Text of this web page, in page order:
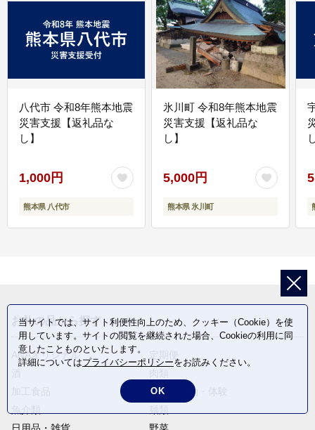
八代市 令和8年熊本地震
災害支援【返礼品な
し】
1,000円
熊本県 八代市
氷川町 令和8年熊本地震
災害支援【返礼品な
し】
5,000円
熊本県 氷川町
お礼の品から探す
ANAオリジナル
旅行・宿泊・体験
当サイトでは、サイト利便性向上のため、クッキー（Cookie）を使
用しています。サイトの閲覧を継続された場合、Cookieの利用に同
意したことものといたします。
詳細についてはプライバシーポリシーをお読みください。
OK